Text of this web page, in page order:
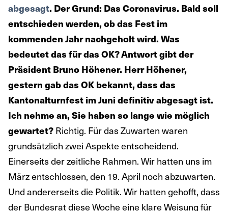
abgesagt. Der Grund: Das Coronavirus. Bald soll
entschieden werden, ob das Fest im
kommenden Jahr nachgeholt wird. Was
bedeutet das für das OK? Antwort gibt der
Präsident Bruno Höhener. Herr Höhener,
gestern gab das OK bekannt, dass das
Kantonalturnfest im Juni definitiv abgesagt ist.
Ich nehme an, Sie haben so lange wie möglich
gewartet?Richtig. Für das Zuwarten waren
grundsätzlich zwei Aspekte entscheidend.
Einerseits der zeitliche Rahmen. Wir hatten uns im
März entschlossen, den 19. April noch abzuwarten.
Und andererseits die Politik. Wir hatten gehofft, dass
der Bundesrat diese Woche eine klare Weisung für